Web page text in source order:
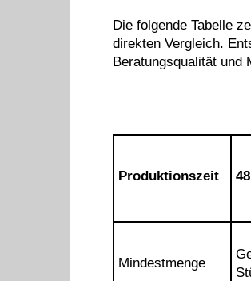
Die folgende Tabelle
direkten Vergleich.
Beratungsqualität und
Produktionszeit
Mindestmenge